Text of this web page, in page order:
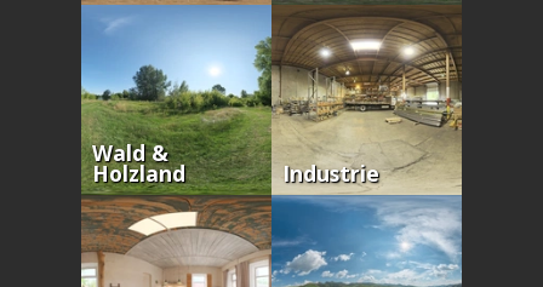
Wald &
Holzland Industrie